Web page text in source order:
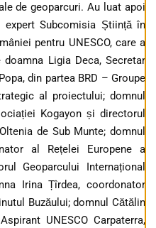
de geoparcuri. Au luat apoi
expert Subcomisia Știință în
pentru UNESCO, care a
Ligia Deca, Secretar
din partea BRD – Groupe
al proiectului; domnul
Kogayon și directorul
de Sub Munte; domnul
al Rețelei Europene a
Geoparcului Internațional
Irina Țîrdea, coordonator
Buzăului; domnul Cătălin
UNESCO Carpaterra,